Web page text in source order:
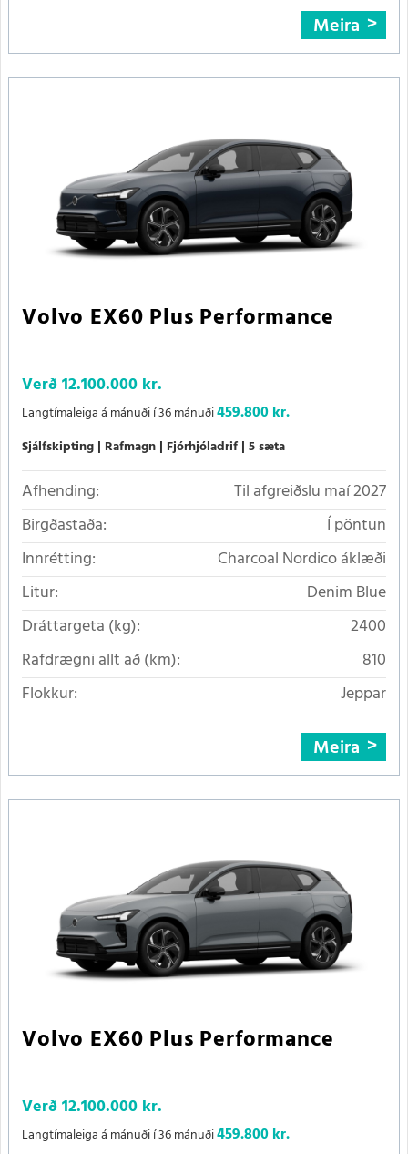
Meira
Volvo EX60 Plus Performance
Verð12.100.000 kr.
Langtímaleiga á mánuði í 36 mánuði459.800 kr.
Sjálfskipting Rafmagn Fjórhjóladrif 5 sæta
Afhending:
Til afgreiðslu maí 2027
Birgðastaða:
Í pöntun
Innrétting:
Charcoal Nordico áklæði
Litur:
Denim Blue
Dráttargeta (kg):
2400
Rafdrægni allt að (km):
810
Flokkur:
Jeppar
Meira
Volvo EX60 Plus Performance
Verð12.100.000 kr.
Langtímaleiga á mánuði í 36 mánuði459.800 kr.